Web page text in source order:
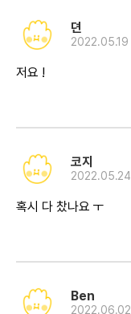
뎐
2022.05.19
저요 !
코지
2022.05.24
Ben
2022.06.02